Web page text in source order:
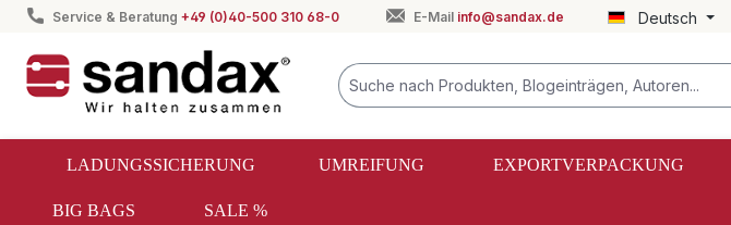
Zur Hauptnavigation springen
Service & Beratung +49 (0)40-500 310 68-0 E-Mail info@sandax.de Deutsch
LADUNGSSICHERUNG UMREIFUNG EXPORTVERPACKUNG
BIG BAGS SALE %
Ladungssicherung Zurrgurte